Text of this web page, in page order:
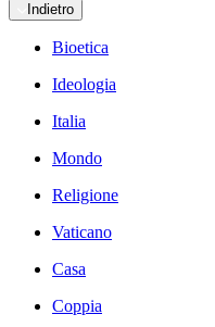
Indietro
Bioetica
Ideologia
Italia
Mondo
Religione
Vaticano
Casa
Coppia